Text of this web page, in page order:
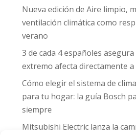
Nueva edición de Aire limpio,
ventilación climática como
verano
3 de cada 4 españoles
extremo afecta directamente
Cómo elegir el sistema de
para tu hogar: la guía Bosch
siempre
Mitsubishi Electric lanza la